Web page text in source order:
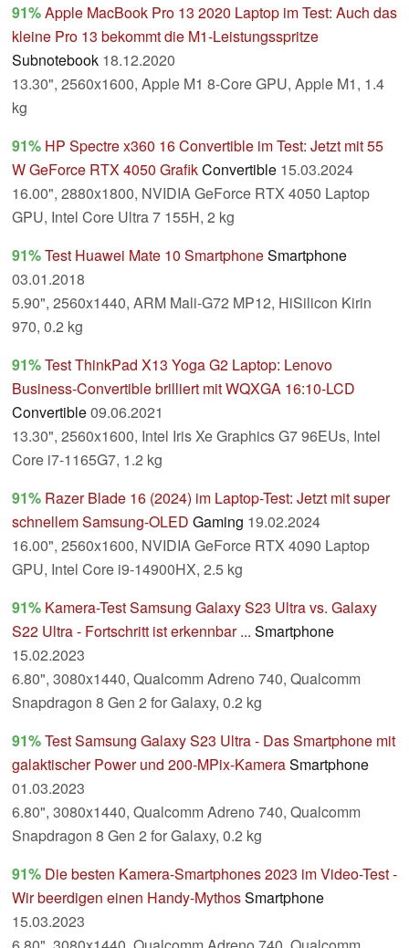
91%Apple MacBook Pro 13 2020 Laptop im Test: Auch das
kleine Pro 13 bekommt die M1-Leistungsspritze
Subnotebook 18.12.2020
13.30", 2560x1600, Apple M1 8-Core GPU, Apple M1, 1.4
kg
91% HP Spectre x360 16 Convertible im Test: Jetzt mit 55
W GeForce RTX 4050 GrafikConvertible 15.03.2024
16.00", 2880x1800, NVIDIA GeForce RTX 4050 Laptop
GPU, Intel Core Ultra 7 155H, 2 kg
91%Test Huawei Mate 10 SmartphoneSmartphone
03.01.2018
5.90", 2560x1440, ARM Mali-G72 MP12, HiSilicon Kirin
970, 0.2 kg
91%Test ThinkPad X13 Yoga G2 Laptop: Lenovo
Business-Convertible brilliert mit WQXGA 16:10-LCD
Convertible09.06.2021
13.30", 2560x1600, Intel Iris Xe Graphics G7 96EUs, Intel
Core i7-1165G7, 1.2 kg
91% Razer Blade 16 (2024) im Laptop-Test: Jetzt mit super
schnellem Samsung-OLED Gaming 19.02.2024
16.00", 2560x1600, NVIDIA GeForce RTX 4090 Laptop
GPU, Intel Core i9-14900HX, 2.5 kg
91% Kamera-Test Samsung Galaxy S23 Ultra vs. Galaxy
S22 Ultra - Fortschritt ist erkennbar ... Smartphone
15.02.2023
6.80", 3080x1440, Qualcomm Adreno 740, Qualcomm
Snapdragon 8 Gen 2 for Galaxy, 0.2 kg
91%Test Samsung Galaxy S23 Ultra - Das Smartphone mit
galaktischer Power und 200-MPix-KameraSmartphone
01.03.2023
6.80", 3080x1440, Qualcomm Adreno 740, Qualcomm
Snapdragon 8 Gen 2 for Galaxy, 0.2 kg
91% Die besten Kamera-Smartphones 2023 im Video-Test -
Wir beerdigen einen Handy-MythosSmartphone
15.03.2023